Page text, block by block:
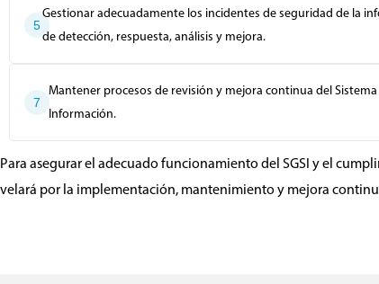
5
Gestionar adecuadamente los incidentes de seguridad de la
de detección, respuesta, análisis y mejora.
7
Mantener procesos de revisión y mejora continua del
Información.
Para asegurar el adecuado funcionamiento del SGSI y el
velará por la implementación, mantenimiento y mejora